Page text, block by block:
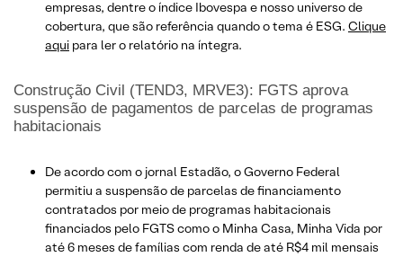
empresas, dentre o índice Ibovespa e nosso universo de
cobertura, que são referência quando o tema é ESG. Clique
aqui para ler o relatório na íntegra.
Construção Civil (TEND3, MRVE3): FGTS aprova
suspensão de pagamentos de parcelas de programas
habitacionais
De acordo com o jornal Estadão, o Governo Federal
permitiu a suspensão de parcelas de financiamento
contratados por meio de programas habitacionais
financiados pelo FGTS como o Minha Casa, Minha Vida por
até 6 meses de famílias com renda de até R$4 mil mensais